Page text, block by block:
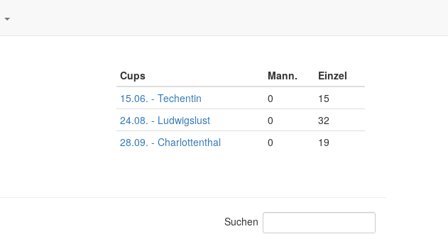
Cups Mann.
Einzel
15.06. - Techentin
0
15
24.08. - Ludwigslust
0
32
28.09. - Charlottenthal
0 19
Suchen